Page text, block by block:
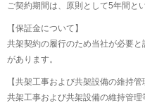
ご契約期間は、原則として5年間と
【保証金について】
共架契約の履行のため当社が必要
があります。
【共架工事および共架設備の維持管
共架工事および共架設備の維持管